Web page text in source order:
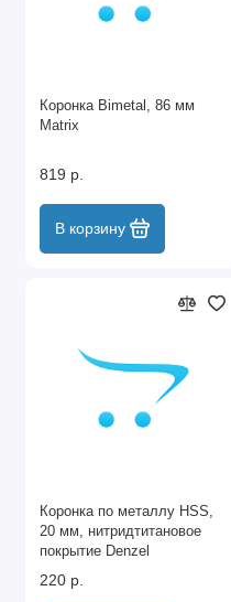
Коронка Bimetal, 86 мм
Matrix
819 р.
В корзину
Коронка по металлу HSS,
20 мм, нитридтитановое
покрытие Denzel
220 р.